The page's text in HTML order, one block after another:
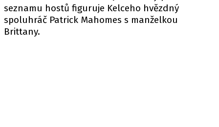
seznamu hostů figuruje Kelceho hvězdný
spoluhráč Patrick Mahomes s manželkou
Brittany.